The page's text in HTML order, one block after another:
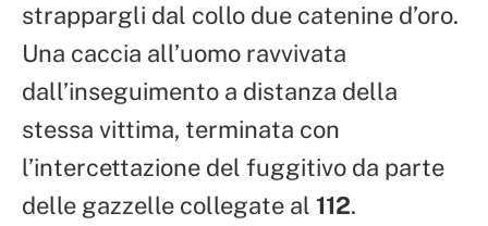
strappargli dal collo due catenine d’oro.
Una caccia all’uomo ravvivata
dall’inseguimento a distanza della
stessa vittima, terminata con
l’intercettazione del fuggitivo da parte
delle gazzelle collegate al 112.